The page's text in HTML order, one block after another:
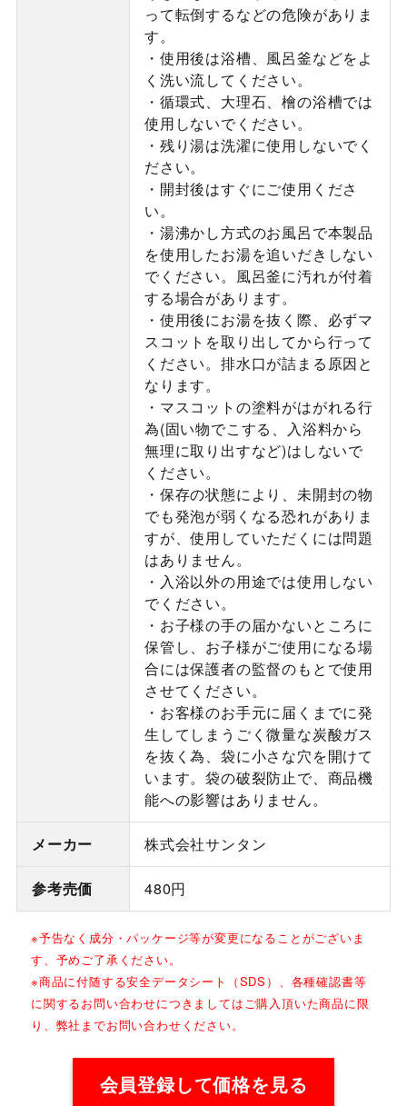
って転倒するなどの危険がありま
す。
・使用後は浴槽、風呂釜などをよ
く洗い流してください。
・循環式、大理石、檜の浴槽では
使用しないでください。
・残り湯は洗濯に使用しないでく
ださい。
・開封後はすぐにご使用くださ
い。
・湯沸かし方式のお風呂で本製品
を使用したお湯を追いだきしない
でください。風呂釜に汚れが付着
する場合があります。
・使用後にお湯を抜く際、必ずマ
スコットを取り出してから行って
ください。排水口が詰まる原因と
なります。
・マスコットの塗料がはがれる行
為(固い物でこする、入浴料から
無理に取り出すなど)はしないで
ください。
・保存の状態により、未開封の物
でも発泡が弱くなる恐れがありま
すが、使用していただくには問題
はありません。
・入浴以外の用途では使用しない
でください。
・お子様の手の届かないところに
保管し、お子様がご使用になる場
合には保護者の監督のもとで使用
させてください。
・お客様のお手元に届くまでに発
生してしまうごく微量な炭酸ガス
を抜く為、袋に小さな穴を開けて
います。袋の破裂防止で、商品機
能への影響はありません。
メーカー 株式会社サンタン
参考売価 480円
※予告なく成分・パッケージ等が変更になることがございま
す、予めご了承ください。
※商品に付随する安全データシート（SDS）、各種確認書等
に関するお問い合わせにつきましてはご購入頂いた商品に限
り、弊社までお問い合わせください。
会員登録して価格を見る